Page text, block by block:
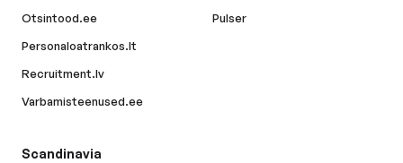
Otsintood.ee
Personaloatrankos.lt
Recruitment.lv
Varbamisteenused.ee
Pulser
Scandinavia